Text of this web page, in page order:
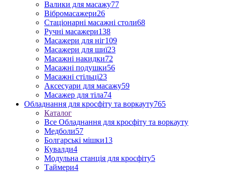
Валики для масажу77
Вібромасажери26
Стаціонарні масажні столи68
Ручні масажери138
Масажери для ніг109
Масажери для шиї23
Масажні накидки72
Масажні подушки56
Масажні стільці23
Аксесуари для масажу59
Масажер для тіла74
Обладнання для кросфіту та воркауту765
Каталог
Все Обладнання для кросфіту та воркауту
Медболи57
Болгарські мішки13
Кувалди4
Модульна станція для кросфіту5
Таймери4